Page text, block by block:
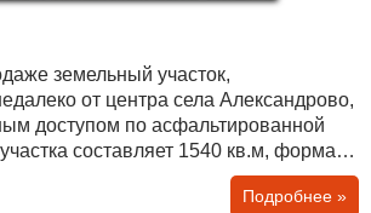
земельный участок,
центра села Александрово,
с лицом к улице 16 метров, глубиной
задней границей около 30 метров.
Подробнее »